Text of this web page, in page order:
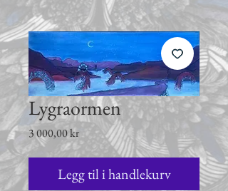
Lygraormen
3 000,00 krPris
Legg til i handlekurv